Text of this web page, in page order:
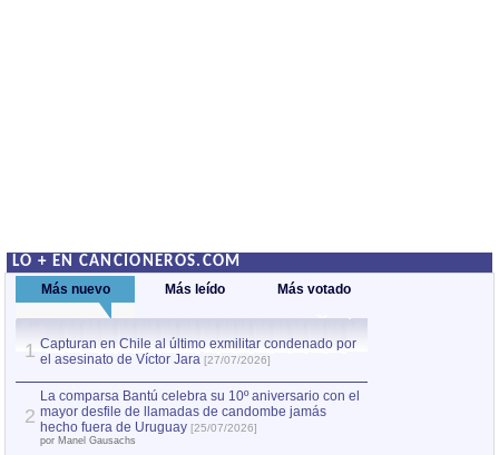
LO + EN CANCIONEROS.COM
Más nuevo Más leído Más votado
1 Capturan en Chile al último exmilitar condenado por
el asesinato de Víctor Jara [27/07/2026]
2
La comparsa Bantú celebra su 10º aniversario con el
mayor desfile de llamadas de candombe jamás
hecho fuera de Uruguay [25/07/2026]
por Manel Gausachs